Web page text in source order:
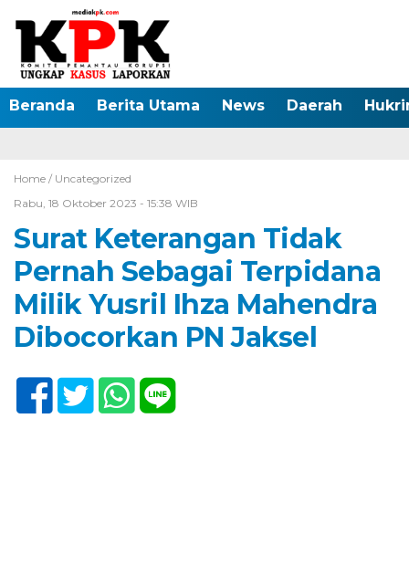
Beranda Berita Utama News Daerah
Home / Uncategorized
Rabu, 18 Oktober 2023 - 15:38 WIB
Surat Keterangan Tidak
Pernah Sebagai Terpidana
Milik Yusril Ihza Mahendra
Dibocorkan PN Jaksel